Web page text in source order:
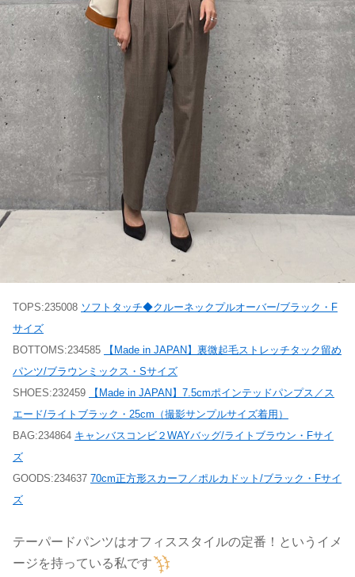
TOPS:235008 ソフトタッチ◆クルーネックプルオーバー/ブラック・F
サイズ
BOTTOMS:234585
【Made in JAPAN】裏微起毛ストレッチタック留め
パンツ/ブラウンミックス・Sサイズ
SHOES:232459
【Made in JAPAN】7.5cmポインテッドパンプス／ス
エード/ライトブラック・25cm（撮影サンプルサイズ着用）
BAG:234864 キャンバスコンビ２WAYバッグ/ライトブラウン・Fサイ
ズ
GOODS:234637 70cm正方形スカーフ／ポルカドット/ブラック・Fサイ
ズ
テーパードパンツはオフィススタイルの定番！というイメ
ージを持っている私です